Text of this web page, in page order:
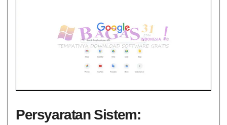
Persyaratan Sistem: